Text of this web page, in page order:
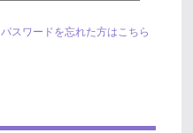
パスワードを忘れた方はこちら